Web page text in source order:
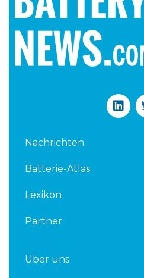
L
i
Nachrichten
Batterie-Atlas
Lexikon
Partner
Über uns